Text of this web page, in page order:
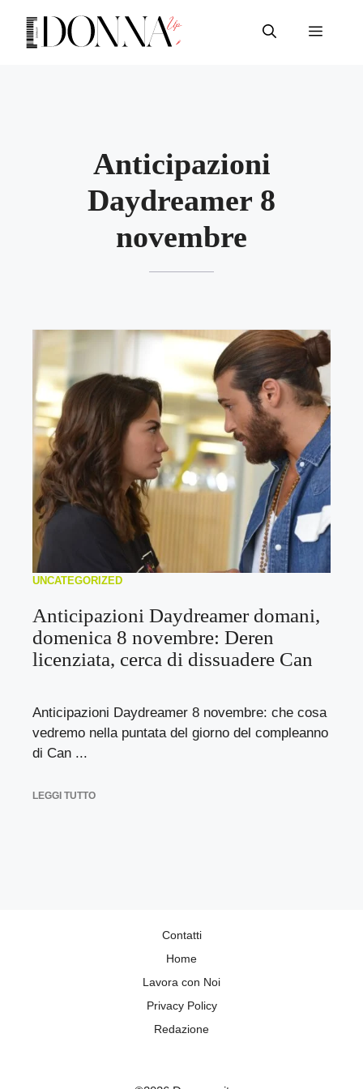
contenuto
Menu
Anticipazioni
Daydreamer 8
novembre
UNCATEGORIZED
Anticipazioni Daydreamer domani,
domenica 8 novembre: Deren
licenziata, cerca di dissuadere Can
Anticipazioni Daydreamer 8 novembre: che cosa
vedremo nella puntata del giorno del compleanno
di Can ...
LEGGI TUTTO
Contatti
Home
Lavora con Noi
Privacy Policy
Redazione